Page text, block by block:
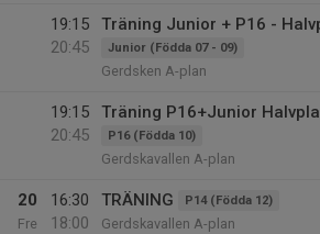
19:15
20:45
Träning Junior + P16 -
Junior (Födda 07 - 09)
Gerdsken A-plan
19:15
20:45
Träning P16+Junior
P16 (Födda 10)
Gerdskavallen A-plan
20
Fre
16:30
18:00
TRÄNING P14 (Födda 12)
Gerdskavallen A-plan